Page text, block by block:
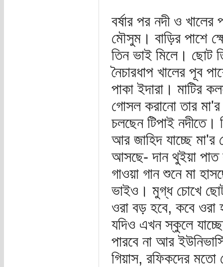
বর্ষার পর নদী ও
মৌসুম। বাড়ির পাশে
তিন ভাই মিলে। ছোট
নৈচারধাপ খালের পূব
পাকা ইদারা। মাটির
গোসল করানো তার
চলছেন টিপাই নদীতে।
আর জাহিদ যাচ্ছে
আসছে- দান থুইয়া পাত
গাওয়া গান শুনে মা
ভাইও। মুগ্ধ চোখে
ওরা বড় হবে, কবে ওরা
যদিও এখন স্কুলে
পারবে না আর
গিয়াস, রফিকদের মতো